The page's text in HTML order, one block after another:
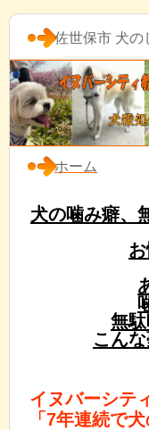
佐世保市 犬の
ホーム
犬の噛み癖、
無
こん
イヌバーシテ
「7年連続で